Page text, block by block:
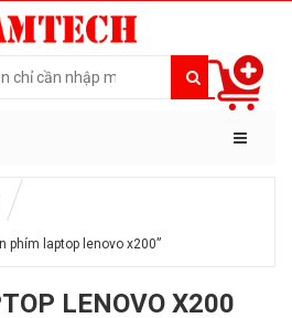
phím laptop lenovo x200”
LENOVO X200